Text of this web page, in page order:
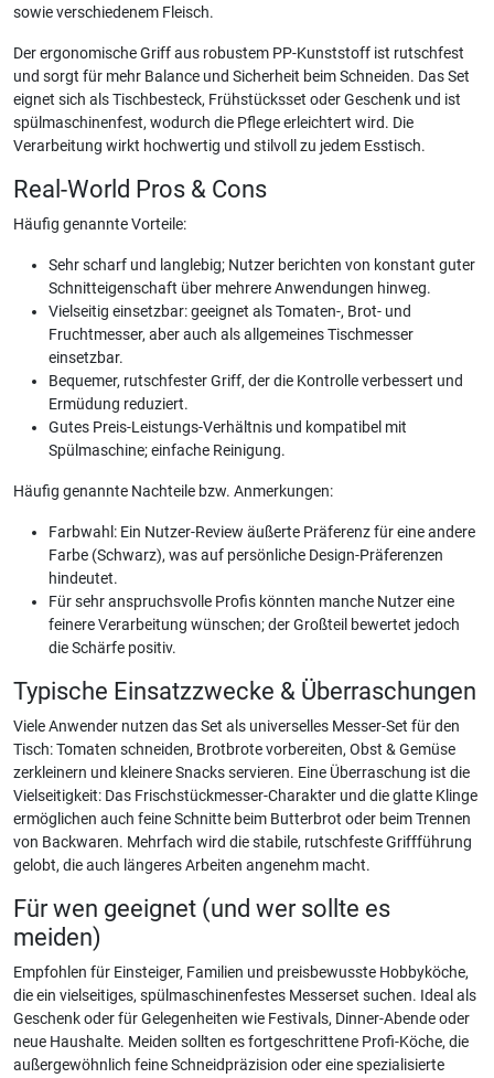
sowie verschiedenem Fleisch.
Der ergonomische Griff aus robustem PP-Kunststoff ist rutschfest
und sorgt für mehr Balance und Sicherheit beim Schneiden. Das Set
eignet sich als Tischbesteck, Frühstücksset oder Geschenk und ist
spülmaschinenfest, wodurch die Pflege erleichtert wird. Die
Verarbeitung wirkt hochwertig und stilvoll zu jedem Esstisch.
Real-World Pros & Cons
Häufig genannte Vorteile:
Sehr scharf und langlebig; Nutzer berichten von konstant guter
Schnitteigenschaft über mehrere Anwendungen hinweg.
Vielseitig einsetzbar: geeignet als Tomaten-, Brot- und
Fruchtmesser, aber auch als allgemeines Tischmesser
einsetzbar.
Bequemer, rutschfester Griff, der die Kontrolle verbessert und
Ermüdung reduziert.
Gutes Preis-Leistungs-Verhältnis und kompatibel mit
Spülmaschine; einfache Reinigung.
Häufig genannte Nachteile bzw. Anmerkungen:
Farbwahl: Ein Nutzer-Review äußerte Präferenz für eine andere
Farbe (Schwarz), was auf persönliche Design-Präferenzen
hindeutet.
Für sehr anspruchsvolle Profis könnten manche Nutzer eine
feinere Verarbeitung wünschen; der Großteil bewertet jedoch
die Schärfe positiv.
Typische Einsatzzwecke & Überraschungen
Viele Anwender nutzen das Set als universelles Messer-Set für den
Tisch: Tomaten schneiden, Brotbrote vorbereiten, Obst & Gemüse
zerkleinern und kleinere Snacks servieren. Eine Überraschung ist die
Vielseitigkeit: Das Frischstückmesser-Charakter und die glatte Klinge
ermöglichen auch feine Schnitte beim Butterbrot oder beim Trennen
von Backwaren. Mehrfach wird die stabile, rutschfeste Griffführung
gelobt, die auch längeres Arbeiten angenehm macht.
Für wen geeignet (und wer sollte es
meiden)
Empfohlen für Einsteiger, Familien und preisbewusste Hobbyköche,
die ein vielseitiges, spülmaschinenfestes Messerset suchen. Ideal als
Geschenk oder für Gelegenheiten wie Festivals, Dinner-Abende oder
neue Haushalte. Meiden sollten es fortgeschrittene Profi-Köche, die
außergewöhnlich feine Schneidpräzision oder eine spezialisierte